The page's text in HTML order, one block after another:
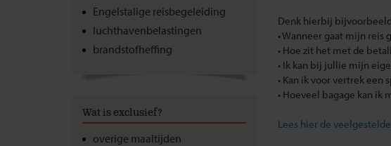
Engelstalige reisbegeleiding
luchthavenbelastingen
brandstofheffing
Wat is exclusief?
overige maaltijden
Denk hierbij bijvoorbeeld
• Wanneer gaat mijn reis
• Hoe zit het met de
• Ik kan bij jullie mijn
• Kan ik voor vertrek
• Hoeveel bagage kan ik
Lees hier de